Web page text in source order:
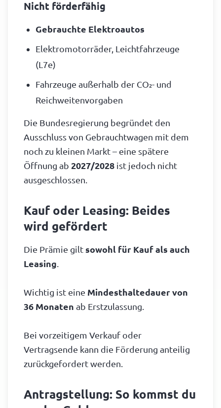
Nicht förderfähig
Gebrauchte Elektroautos
Elektromotorräder, Leichtfahrzeuge
(L7e)
Fahrzeuge außerhalb der CO₂- und
Reichweitenvorgaben
Die Bundesregierung begründet den
Ausschluss von Gebrauchtwagen mit dem
noch zu kleinen Markt – eine spätere
Öffnung ab 2027/2028 ist jedoch nicht
ausgeschlossen.
Kauf oder Leasing: Beides
wird gefördert
Die Prämie gilt sowohl für Kauf als auch
Leasing.
Wichtig ist eine Mindesthaltedauer von
36 Monaten ab Erstzulassung.
Bei vorzeitigem Verkauf oder
Vertragsende kann die Förderung anteilig
zurückgefordert werden.
Antragstellung: So kommst du